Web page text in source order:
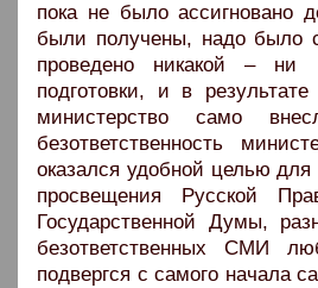
пока не было ассигновано
были получены, надо было
проведено никакой – ни
подготовки, и в
министерство само
безответственность
оказался удобной целью
просвещения Русской
Государственной Думы,
безответственных СМИ
подвергся с самого начала